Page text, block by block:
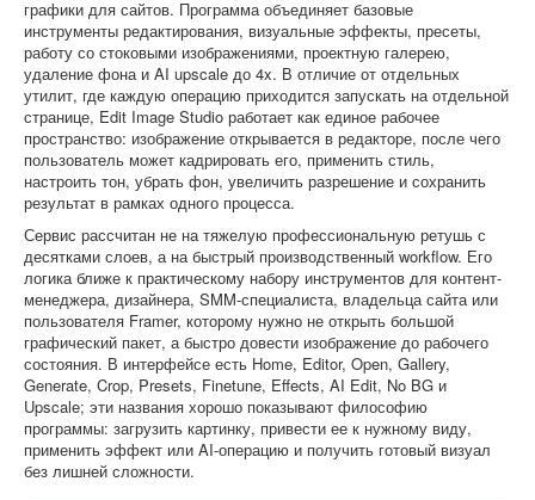
графики для сайтов. Программа объединяет базовые
инструменты редактирования, визуальные эффекты, пресеты,
работу со стоковыми изображениями, проектную галерею,
удаление фона и AI upscale до 4x. В отличие от отдельных
утилит, где каждую операцию приходится запускать на отдельной
странице, Edit Image Studio работает как единое рабочее
пространство: изображение открывается в редакторе, после чего
пользователь может кадрировать его, применить стиль,
настроить тон, убрать фон, увеличить разрешение и сохранить
результат в рамках одного процесса.
Сервис рассчитан не на тяжелую профессиональную ретушь с
десятками слоев, а на быстрый производственный workflow. Его
логика ближе к практическому набору инструментов для контент-
менеджера, дизайнера, SMM-специалиста, владельца сайта или
пользователя Framer, которому нужно не открыть большой
графический пакет, а быстро довести изображение до рабочего
состояния. В интерфейсе есть Home, Editor, Open, Gallery,
Generate, Crop, Presets, Finetune, Effects, AI Edit, No BG и
Upscale; эти названия хорошо показывают философию
программы: загрузить картинку, привести ее к нужному виду,
применить эффект или AI-операцию и получить готовый визуал
без лишней сложности.